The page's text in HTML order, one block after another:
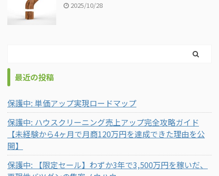
2025/10/28
最近の投稿
保護中: 単価アップ実現ロードマップ
保護中: ハウスクリーニング売上アップ完全攻略ガイド
【未経験から4ヶ月で月商120万円を達成できた理由を公
開】
保護中: 【限定セール】わずか3年で3,500万円を稼いだ、